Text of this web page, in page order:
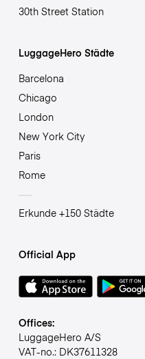
30th Street Station
LuggageHero Städte
Barcelona
Chicago
London
New York City
Paris
Rome
Erkunde +150 Städte
Official App
Offices:
LuggageHero A/S
VAT-no.: DK37611328